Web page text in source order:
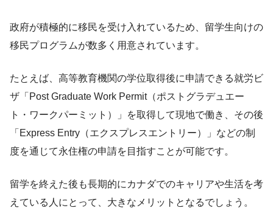
政府が積極的に移民を受け入れているため、留学生向けの
移民プログラムが数多く用意されています。
たとえば、高等教育機関の学位取得後に申請できる就労ビ
ザ「Post Graduate Work Permit（ポストグラデュエー
ト・ワークパーミット）」を取得して現地で働き、その後
「Express Entry（エクスプレスエントリー）」などの制
度を通じて永住権の申請を目指すことが可能です。
留学を終えた後も長期的にカナダでのキャリアや生活を考
えている人にとって、大きなメリットとなるでしょう。